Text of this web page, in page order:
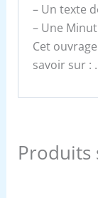
– Un texte
– Une
Cet
savoir sur : .
Produits